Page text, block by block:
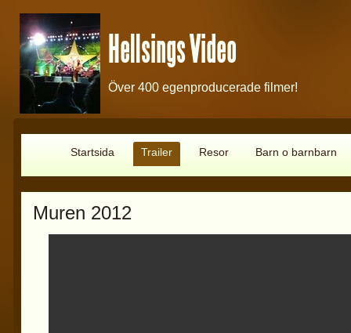
Hellsings Video
Över 400 egenproducerade filmer!
Startsida Trailer Resor Barn o barnbarn
Muren 2012